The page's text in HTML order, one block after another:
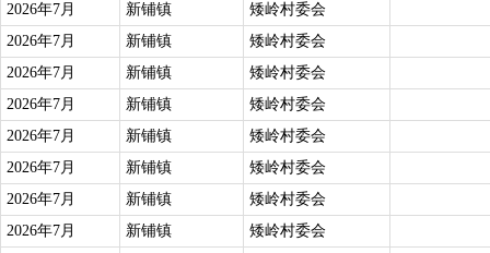
2026年7月
新铺镇
矮岭村委会
2026年7月
新铺镇
矮岭村委会
2026年7月
新铺镇
矮岭村委会
2026年7月
新铺镇
矮岭村委会
2026年7月
新铺镇
矮岭村委会
2026年7月
新铺镇
矮岭村委会
2026年7月
新铺镇
矮岭村委会
2026年7月
新铺镇
矮岭村委会